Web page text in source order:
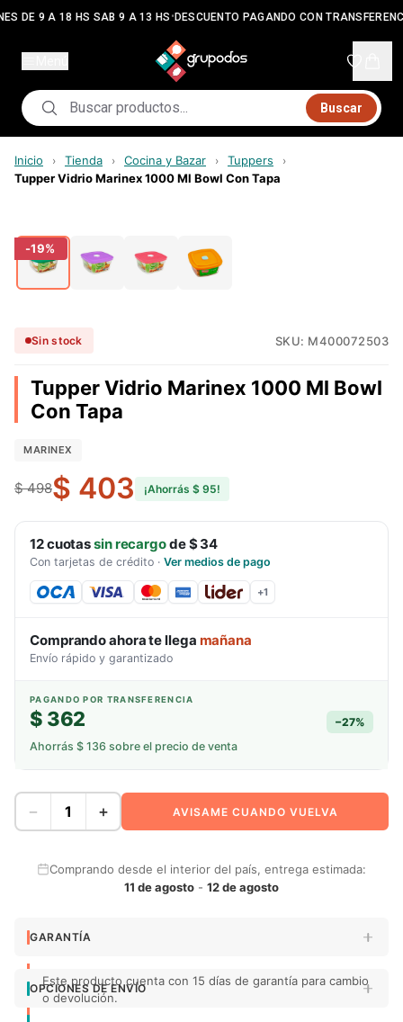
DE 9 A 18 HS SAB 9 A 13 HS• DESCUENTO PAGANDO CON
Buscar
Inicio › Tienda › Cocina y Bazar › Tuppers ›
Tupper Vidrio Marinex 1000 Ml Bowl Con Tapa
-19%
Sin stock SKU: M400072503
Tupper Vidrio Marinex 1000 Ml Bowl
Con Tapa
MARINEX
$ 498$ 403 ¡Ahorrás $ 95!
12cuotassin recargode$ 34
Con tarjetas de crédito · Ver medios de pago
+1
Comprando ahora te llega mañana
Envío rápido y garantizado
PAGANDO POR TRANSFERENCIA
$ 362 −27%
Ahorrás $ 136 sobre el precio de venta
− + AVISAME CUANDO VUELVA
Comprando desde el interior del país, entrega estimada:
11 de agosto - 12 de agosto
GARANTÍA
Este producto cuenta con 15 días de garantía para cambio
o devolución.
OPCIONES DE ENVÍO